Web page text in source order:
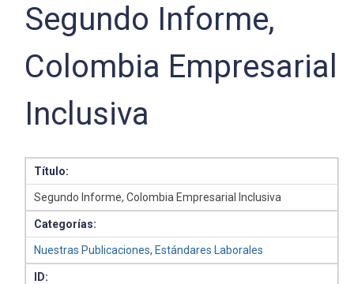
Segundo Informe,
Colombia Empresarial
Inclusiva
Título:
Segundo Informe, Colombia Empresarial Inclusiva
Categorías:
Nuestras Publicaciones, Estándares Laborales
ID: